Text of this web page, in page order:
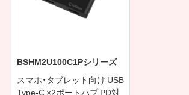
BSHM2U100C1Pシリーズ
スマホ・タブレット向け USB
Type-C ×2ポートハブ PD対